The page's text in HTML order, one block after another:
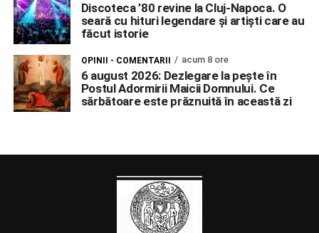
Discoteca ’80 revine la Cluj-Napoca. O
seară cu hituri legendare și artiști care au
făcut istorie
OPINII - COMENTARII acum 8 ore
6 august 2026: Dezlegare la pește în
Postul Adormirii Maicii Domnului. Ce
sărbătoare este prăznuită în această zi